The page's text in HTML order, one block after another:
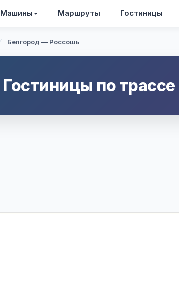
Машины Маршруты Гостиницы
Белгород — Россошь
Гостиницы по трассе